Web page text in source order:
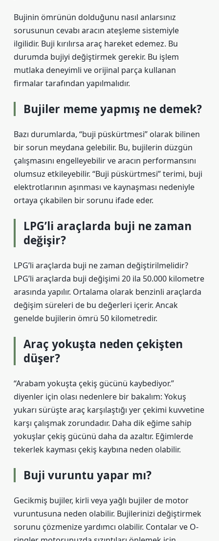
Bujinin ömrünün dolduğunu nasıl anlarsınız
sorusunun cevabı aracın ateşleme sistemiyle
ilgilidir. Buji kırılırsa araç hareket edemez. Bu
durumda bujiyi değiştirmek gerekir. Bu işlem
mutlaka deneyimli ve orijinal parça kullanan
firmalar tarafından yapılmalıdır.
Bujiler meme yapmış ne demek?
Bazı durumlarda, “buji püskürtmesi” olarak bilinen
bir sorun meydana gelebilir. Bu, bujilerin düzgün
çalışmasını engelleyebilir ve aracın performansını
olumsuz etkileyebilir. “Buji püskürtmesi” terimi, buji
elektrotlarının aşınması ve kaynaşması nedeniyle
ortaya çıkabilen bir sorunu ifade eder.
LPG’li araçlarda buji ne zaman
değişir?
LPG’li araçlarda buji ne zaman değiştirilmelidir?
LPG’li araçlarda buji değişimi 20 ila 50.000 kilometre
arasında yapılır. Ortalama olarak benzinli araçlarda
değişim süreleri de bu değerleri içerir. Ancak
genelde bujilerin ömrü 50 kilometredir.
Araç yokuşta neden çekişten
düşer?
“Arabam yokuşta çekiş gücünü kaybediyor.”
diyenler için olası nedenlere bir bakalım: Yokuş
yukarı sürüşte araç karşılaştığı yer çekimi kuvvetine
karşı çalışmak zorundadır. Daha dik eğime sahip
yokuşlar çekiş gücünü daha da azaltır. Eğimlerde
tekerlek kayması çekiş kaybına neden olabilir.
Buji vuruntu yapar mı?
Gecikmiş bujiler, kirli veya yağlı bujiler de motor
vuruntusuna neden olabilir. Bujilerinizi değiştirmek
sorunu çözmenize yardımcı olabilir. Contalar ve O-